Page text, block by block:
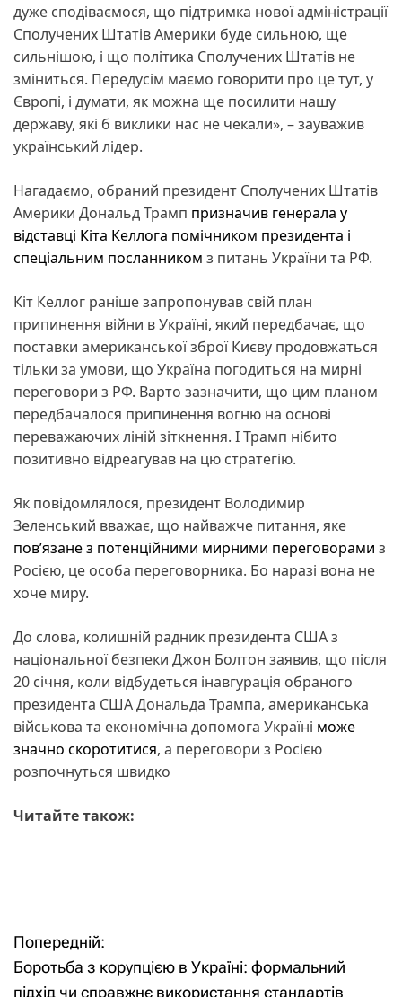
дуже сподіваємося, що підтримка нової адміністрації
Сполучених Штатів Америки буде сильною, ще
сильнішою, і що політика Сполучених Штатів не
зміниться. Передусім маємо говорити про це тут, у
Європі, і думати, як можна ще посилити нашу
державу, які б виклики нас не чекали», – зауважив
український лідер.
Нагадаємо, обраний президент Сполучених Штатів
Америки Дональд Трамп призначив генерала у
відставці Кіта Келлога помічником президента і
спеціальним посланником з питань України та РФ.
Кіт Келлог раніше запропонував свій план
припинення війни в Україні, який передбачає, що
поставки американської зброї Києву продовжаться
тільки за умови, що Україна погодиться на мирні
переговори з РФ. Варто зазначити, що цим планом
передбачалося припинення вогню на основі
переважаючих ліній зіткнення. І Трамп нібито
позитивно відреагував на цю стратегію.
Як повідомлялося, президент Володимир
Зеленський вважає, що найважче питання, яке
пов’язане з потенційними мирними переговорами з
Росією, це особа переговорника. Бо наразі вона не
хоче миру.
До слова, колишній радник президента США з
національної безпеки Джон Болтон заявив, що після
20 січня, коли відбудеться інавгурація обраного
президента США Дональда Трампа, американська
військова та економічна допомога Україні може
значно скоротитися, а переговори з Росією
розпочнуться швидко
Читайте також:
Н
а
Попередній:
Боротьба з корупцією в Україні: формальний
підхід чи справжнє використання стандартів